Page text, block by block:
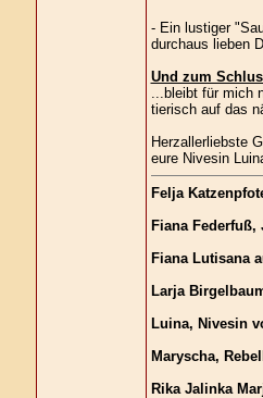
- Ein lustiger
durchaus lieben
Und zum
...bleibt für mich
tierisch auf das
Herzallerliebste
eure Nivesin
Felja
Fiana Federfuß,
Fiana Lutisana
Larja
Luina, Nivesin
Maryscha,
Rika Jalinka